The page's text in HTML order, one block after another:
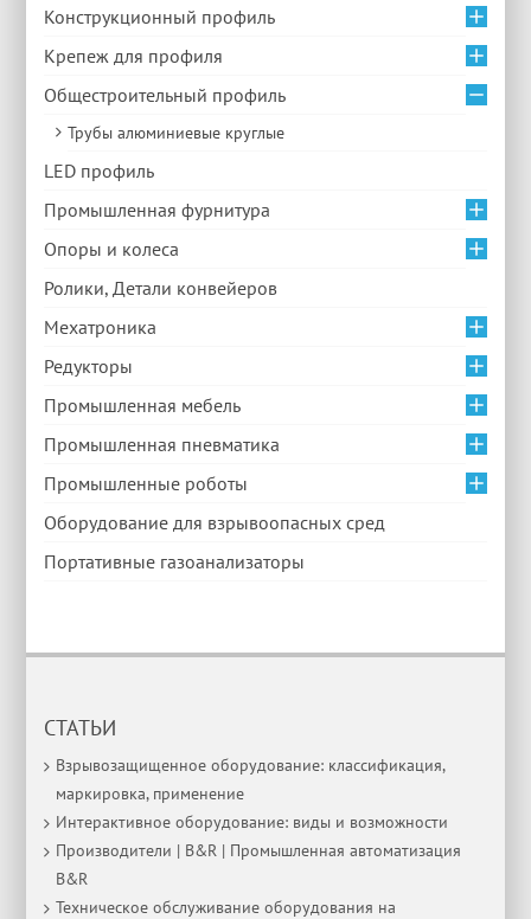
Конструкционный профиль
Крепеж для профиля
Общестроительный профиль
Трубы алюминиевые круглые
LED профиль
Промышленная фурнитура
Опоры и колеса
Ролики, Детали конвейеров
Мехатроника
Редукторы
Промышленная мебель
Промышленная пневматика
Промышленные роботы
Оборудование для взрывоопасных сред
Портативные газоанализаторы
СТАТЬИ
Взрывозащищенное оборудование: классификация,
маркировка, применение
Интерактивное оборудование: виды и возможности
Производители | B&R | Промышленная автоматизация
B&R
Техническое обслуживание оборудования на